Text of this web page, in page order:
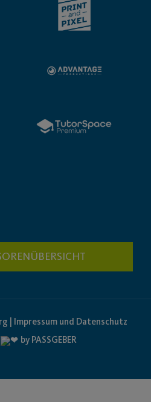
| Impressum und Datenschutz
by PASSGEBER